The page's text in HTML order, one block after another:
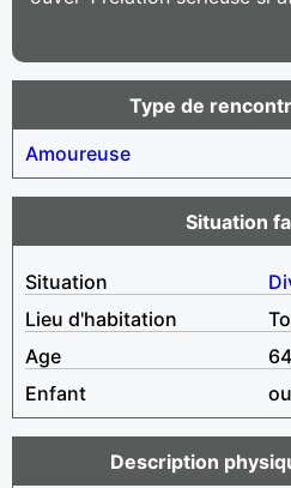
Type de
Amoureuse
Situation
Situation
Lieu d'habitation
Age
Enfant
Description